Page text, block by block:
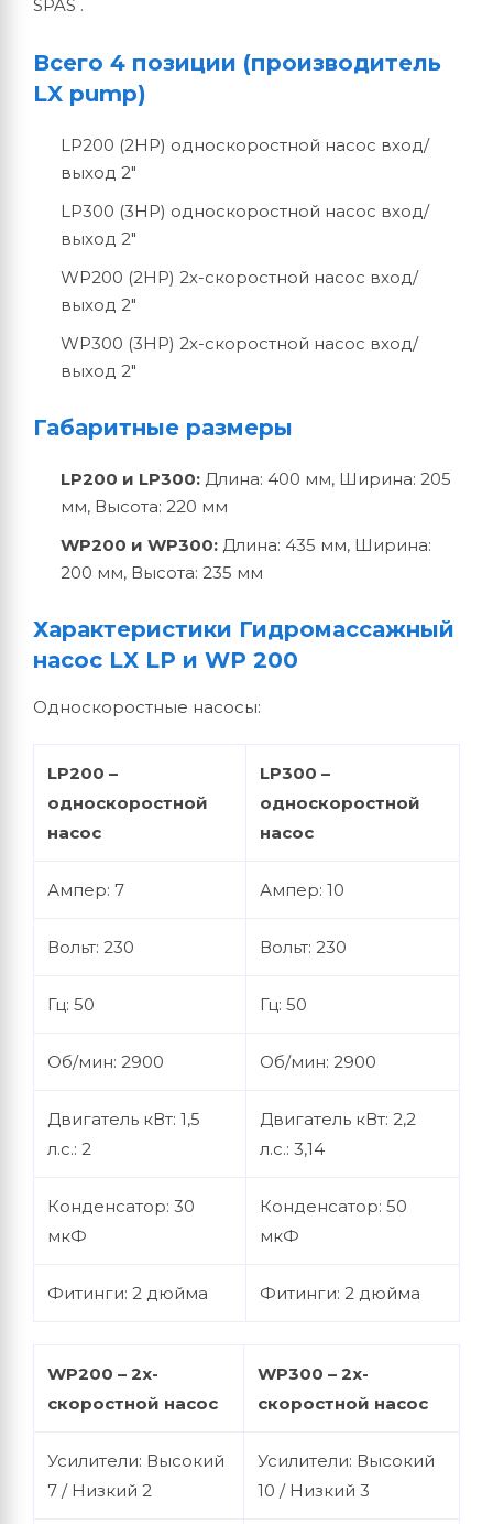
SPAS .
Всего 4 позиции (производитель
LX pump)
LP200 (2HP) односкоростной насос вход/
выход 2″
LP300 (3HP) односкоростной насос вход/
выход 2″
WP200 (2HP) 2х-скоростной насос вход/
выход 2″
WP300 (3HP) 2х-скоростной насос вход/
выход 2″
Габаритные размеры
LP200 и LP300: Длина: 400 мм, Ширина: 205
мм, Высота: 220 мм
WP200 и WP300: Длина: 435 мм, Ширина:
200 мм, Высота: 235 мм
Характеристики Гидромассажный
насос LX LP и WP 200
Односкоростные насосы:
LP200 –
односкоростной
насос
LP300 –
односкоростной
насос
Ампер: 7 Ампер: 10
Вольт: 230 Вольт: 230
Гц: 50 Гц: 50
Об/мин: 2900 Об/мин: 2900
Двигатель кВт: 1,5
л.с.: 2
Двигатель кВт: 2,2
л.с.: 3,14
Конденсатор: 30
мкФ
Конденсатор: 50
мкФ
Фитинги: 2 дюйма Фитинги: 2 дюйма
WP200 – 2х-
скоростной насос
WP300 – 2х-
скоростной насос
Усилители: Высокий
7 / Низкий 2
Усилители: Высокий
10 / Низкий 3